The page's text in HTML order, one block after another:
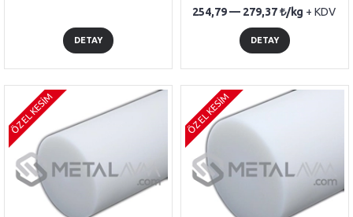
DETAY
254,79 — 279,37 /kg + KDV
DETAY
ÖZEL KESİM ÖZEL KESİM